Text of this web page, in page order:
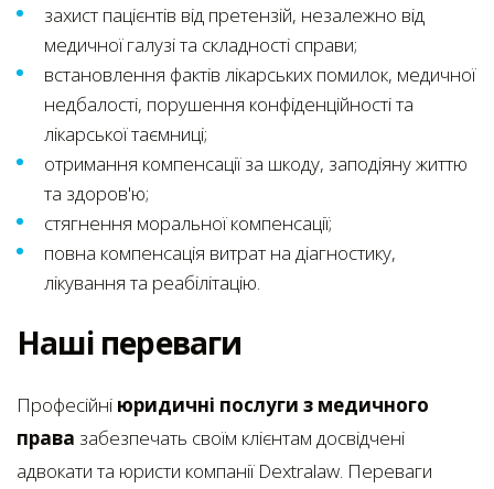
захист пацієнтів від претензій, незалежно від
медичної галузі та складності справи;
встановлення фактів лікарських помилок, медичної
недбалості, порушення конфіденційності та
лікарської таємниці;
отримання компенсації за шкоду, заподіяну життю
та здоров'ю;
стягнення моральної компенсації;
повна компенсація витрат на діагностику,
лікування та реабілітацію.
Наші переваги
Професійні юридичні послуги з медичного
права забезпечать своїм клієнтам досвідчені
адвокати та юристи компанії Dextralaw. Переваги